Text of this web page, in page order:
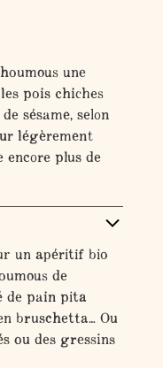
une
pois chiches
sésame, selon
légèrement
plus de
un apéritif bio
de
de pain pita
bruschetta… Ou
ou des gressins